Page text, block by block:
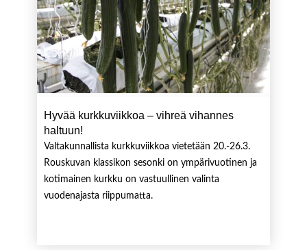
Hyvää kurkkuviikkoa – vihreä vihannes
haltuun!
Valtakunnallista kurkkuviikkoa vietetään 20.-26.3.
Rouskuvan klassikon sesonki on ympärivuotinen ja
kotimainen kurkku on vastuullinen valinta
vuodenajasta riippumatta.